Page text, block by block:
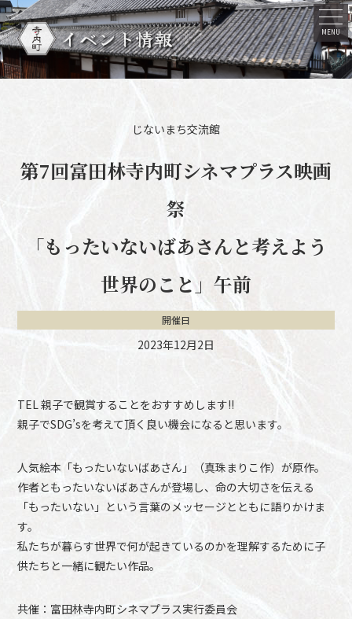
MENU
イベント情報
じないまち交流館
第7回富田林寺内町シネマプラス映画
祭
「もったいないばあさんと考えよう
世界のこと」午前
開催日
2023年12月2日
TEL 親子で観賞することをおすすめします!!
親子でSDG’sを考えて頂く良い機会になると思います。
人気絵本「もったいないばあさん」（真珠まりこ作）が原作。
作者ともったいないばあさんが登場し、命の大切さを伝える
「もったいない」という言葉のメッセージとともに語りかけま
す。
私たちが暮らす世界で何が起きているのかを理解するために子
供たちと一緒に観たい作品。
共催：富田林寺内町シネマプラス実行委員会